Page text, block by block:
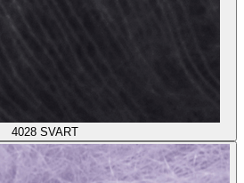
4028 SVART